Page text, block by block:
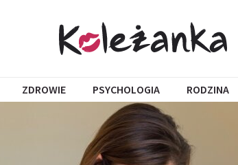
ZDROWIE PSYCHOLOGIA RODZINA